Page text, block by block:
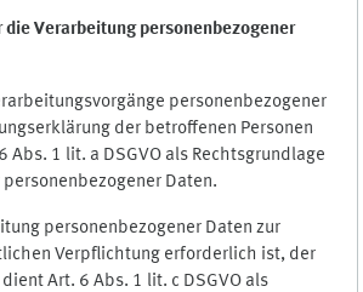
die Verarbeitung personenbezogener
personenbezogener
der betroffenen Personen
Abs. 1 lit. a DSGVO als Rechtsgrundlage
Daten.
personenbezogener Daten zur
Verpflichtung erforderlich ist, der
Art. 6 Abs. 1 lit. c DSGVO als